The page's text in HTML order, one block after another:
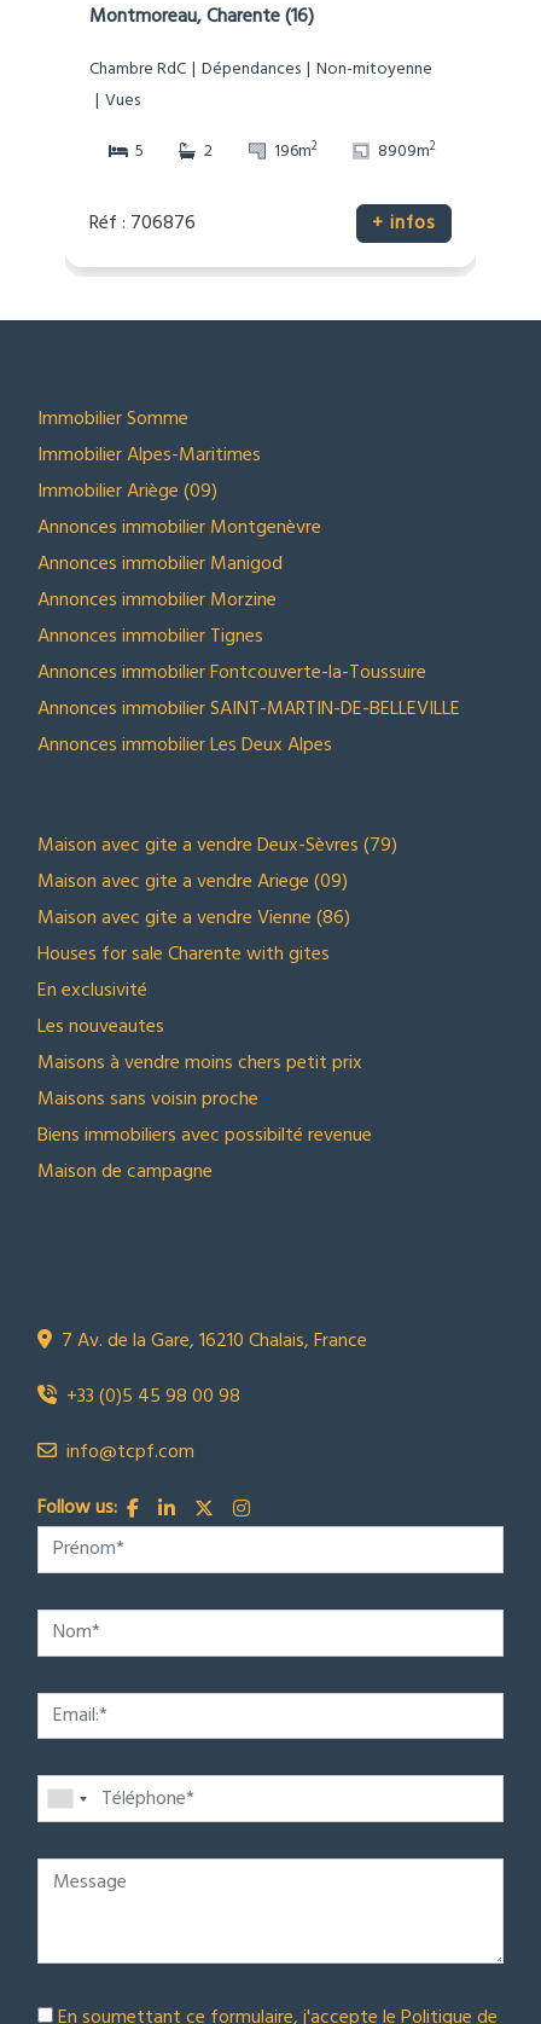
Montmoreau, Charente (16)
Chambre RdC Dépendances Non-mitoyenne
Vues
5
2 196m2 8909m2
Réf : 706876 + infos
Immobilier Somme
Immobilier Alpes-Maritimes
Immobilier Ariège (09)
Annonces immobilier Montgenèvre
Annonces immobilier Manigod
Annonces immobilier Morzine
Annonces immobilier Tignes
Annonces immobilier Fontcouverte-la-Toussuire
Annonces immobilier SAINT-MARTIN-DE-BELLEVILLE
Annonces immobilier Les Deux Alpes
Maison avec gite a vendre Deux-Sèvres (79)
Maison avec gite a vendre Ariege (09)
Maison avec gite a vendre Vienne (86)
Houses for sale Charente with gites
En exclusivité
Les nouveautes
Maisons à vendre moins chers petit prix
Maisons sans voisin proche
Biens immobiliers avec possibilté revenue
Maison de campagne
7 Av. de la Gare, 16210 Chalais, France
+33 (0)5 45 98 00 98
info@tcpf.com
Follow us: